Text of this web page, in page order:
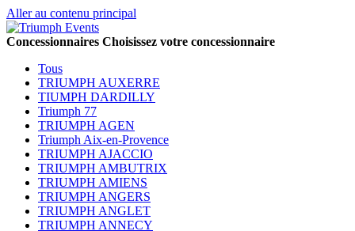
Aller au contenu principal
Concessionnaires Choisissez votre concessionnaire
Tous
TRIUMPH AUXERRE
TIUMPH DARDILLY
Triumph 77
TRIUMPH AGEN
Triumph Aix-en-Provence
TRIUMPH AJACCIO
TRIUMPH AMBUTRIX
TRIUMPH AMIENS
TRIUMPH ANGERS
TRIUMPH ANGLET
TRIUMPH ANNECY